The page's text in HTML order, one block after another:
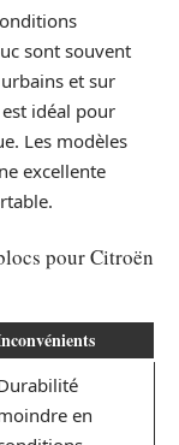
sont souvent
et sur
idéal pour
Les modèles
excellente
pour Citroën
en